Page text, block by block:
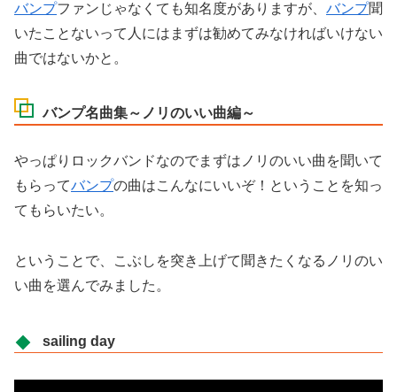
バンプファンじゃなくても知名度がありますが、 バンプ聞
いたことないって人にはまずは勧めてみなければいけない
曲ではないかと。
バンプ名曲集～ノリのいい曲編～
やっぱりロックバンドなのでまずはノリのいい曲を聞いて
もらってバンプの曲はこんなにいいぞ！ということを知っ
てもらいたい。
ということで、こぶしを突き上げて聞きたくなるノリのい
い曲を選んでみました。
sailing day